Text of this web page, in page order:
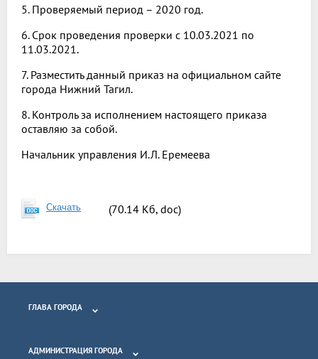
5. Проверяемый период – 2020 год.
6. Срок проведения проверки с 10.03.2021 по
11.03.2021.
7. Разместить данный приказ на официальном сайте
города Нижний Тагил.
8. Контроль за исполнением настоящего приказа
оставляю за собой.
Начальник управления И.Л. Еремеева
Скачать (70.14 Кб, doc)
ГЛАВА ГОРОДА
АДМИНИСТРАЦИЯ ГОРОДА